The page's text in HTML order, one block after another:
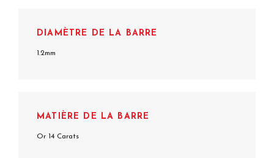
DIAMÈTRE DE LA BARRE
1.2mm
MATIÈRE DE LA BARRE
Or 14 Carats